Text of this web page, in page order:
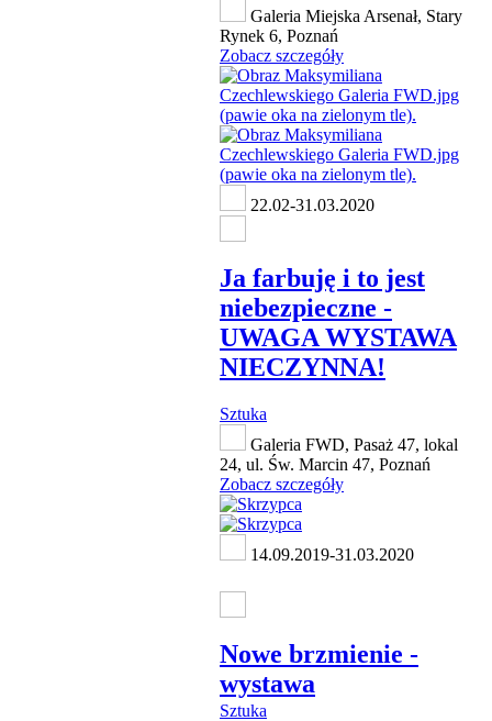
Galeria Miejska Arsenał, Stary
Rynek 6, Poznań
Zobacz szczegóły
22.02-31.03.2020
Ja farbuję i to jest
niebezpieczne -
UWAGA WYSTAWA
NIECZYNNA!
Sztuka
Galeria FWD, Pasaż 47, lokal
24, ul. Św. Marcin 47, Poznań
Zobacz szczegóły
14.09.2019-31.03.2020
Nowe brzmienie -
wystawa
Sztuka